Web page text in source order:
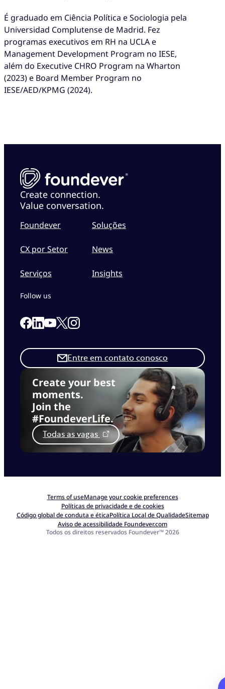
É graduado em Ciência Política e Sociologia pela
Universidad Complutense de Madrid. Fez
programas executivos em RH na UCLA e
Management Development Program no IESE,
além do Executive CHRO Program na Wharton
(2023) e Board Member Program no
IESE/AED/KPMG (2024).
Create connection.
Value conversation.
Foundever
CX por Setor
Serviços
Soluções
News
Insights
Create your best
moments.
Join the
#FoundeverLife.
Todas as vagas
Entre em contato conosco
Follow us
Link to our Facebook page
Link to our Linkedin page
Link to our Youtube page
Link to our X page
Link to our Instagram page
Terms of useManage your cookie preferences
Políticas de privacidade e de cookies
Código global de conduta e éticaPolítica Local de QualidadeSitemap
Aviso de acessibilidade Foundever.com
Todos os direitos reservados Foundever™ 2026